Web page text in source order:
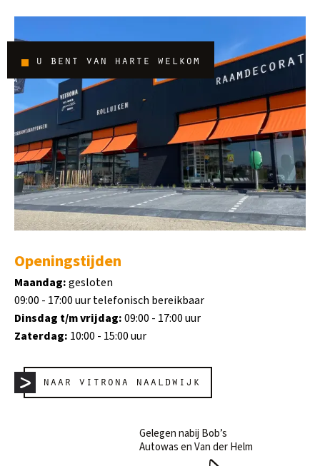
u bent van harte welkom
Openingstijden
Maandag:gesloten
09:00 - 17:00 uur telefonisch bereikbaar
Dinsdag t/m vrijdag:09:00 - 17:00 uur
Zaterdag: 10:00 - 15:00 uur
naar vitrona naaldwijk
Gelegen nabij Bob’s
Autowas en Van der Helm